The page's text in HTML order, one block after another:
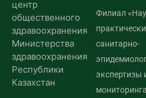
центр
общественного
здравоохранения
Министерства
здравоохранения
Республики
Казахстан
Филиал
санитарно-
экспертизы